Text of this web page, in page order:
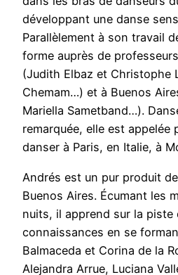
développant une danse
Parallèlement à son travail
forme auprès de
(Judith Elbaz et Christophe
Chemam…) et à Buenos
Mariella Sametband…).
remarquée, elle est appelée
danser à Paris, en Italie, à
Andrés est un pur produit
Buenos Aires. Écumant les
nuits, il apprend sur la piste
connaissances en se
Balmaceda et Corina de la
Alejandra Arrue, Luciana